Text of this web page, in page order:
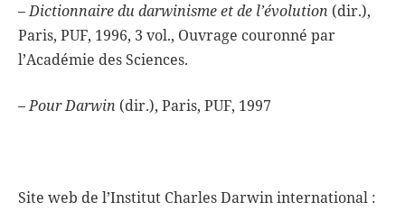
–Dictionnaire du darwinisme et de l’évolution (dir.),
Paris, PUF, 1996, 3 vol., Ouvrage couronné par
l’Académie des Sciences.
–Pour Darwin (dir.), Paris, PUF, 1997
Site web de l’Institut Charles Darwin international :